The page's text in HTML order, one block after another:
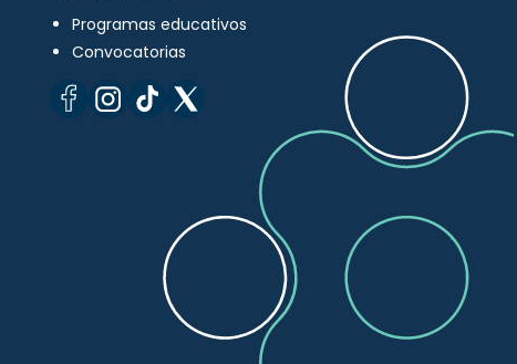
Programas educativos
Convocatorias